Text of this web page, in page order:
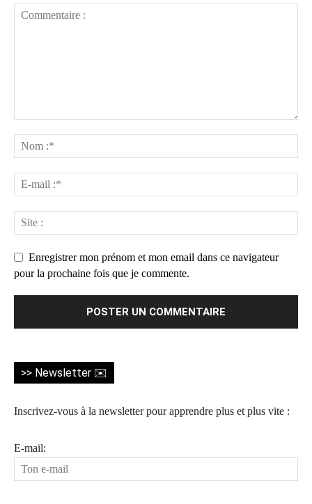
Enregistrer mon prénom et mon email dans ce navigateur
pour la prochaine fois que je commente.
>> Newsletter ✉️
Inscrivez-vous à la newsletter pour apprendre plus et plus vite :
E-mail: